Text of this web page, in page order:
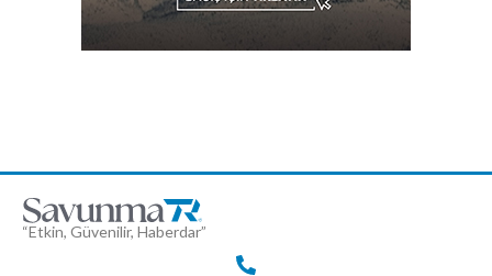
“Etkin, Güvenilir, Haberdar”